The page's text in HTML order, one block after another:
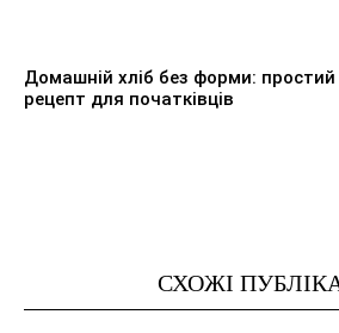
Домашній хліб без форми: простий
рецепт для початківців
СХОЖІ